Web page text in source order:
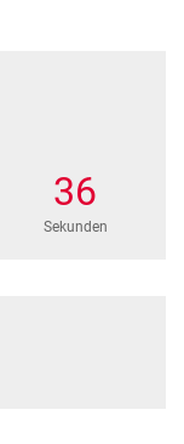
36
Sekunden